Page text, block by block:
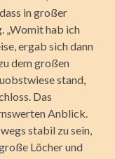
in großer
„Womit hab ich
ergab sich dann
dem großen
stand,
Das
Anblick.
stabil zu sein,
Löcher und